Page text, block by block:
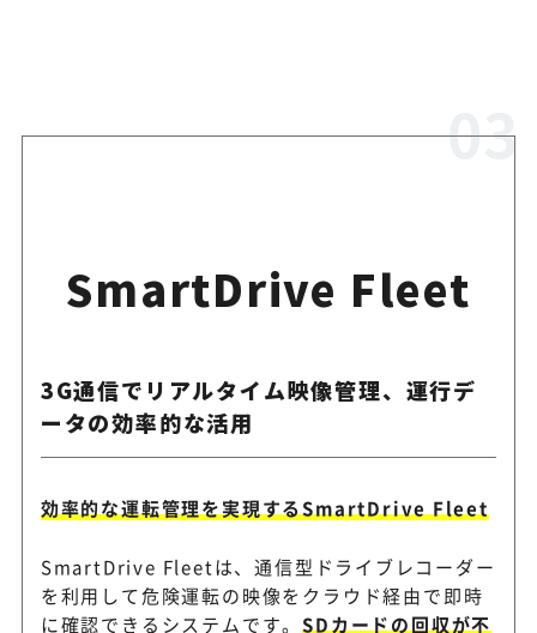
SmartDrive Fleet
3G通信でリアルタイム映像管理、運行デ
ータの効率的な活用
効率的な運転管理を実現するSmartDrive Fleet
SmartDrive Fleetは、通信型ドライブレコーダー
を利用して危険運転の映像をクラウド経由で即時
に確認できるシステムです。 SDカードの回収が不